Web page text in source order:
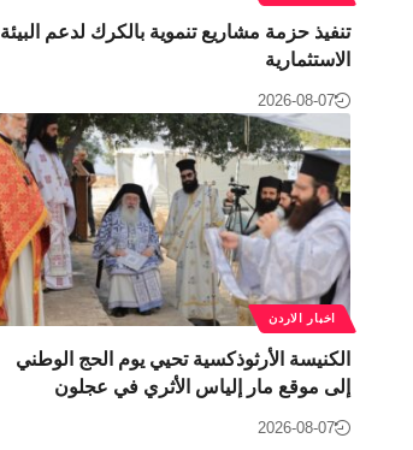
تنفيذ حزمة مشاريع تنموية بالكرك لدعم البيئة
الاستثمارية
2026-08-07
اخبار الاردن
الكنيسة الأرثوذكسية تحيي يوم الحج الوطني
إلى موقع مار إلياس الأثري في عجلون
2026-08-07